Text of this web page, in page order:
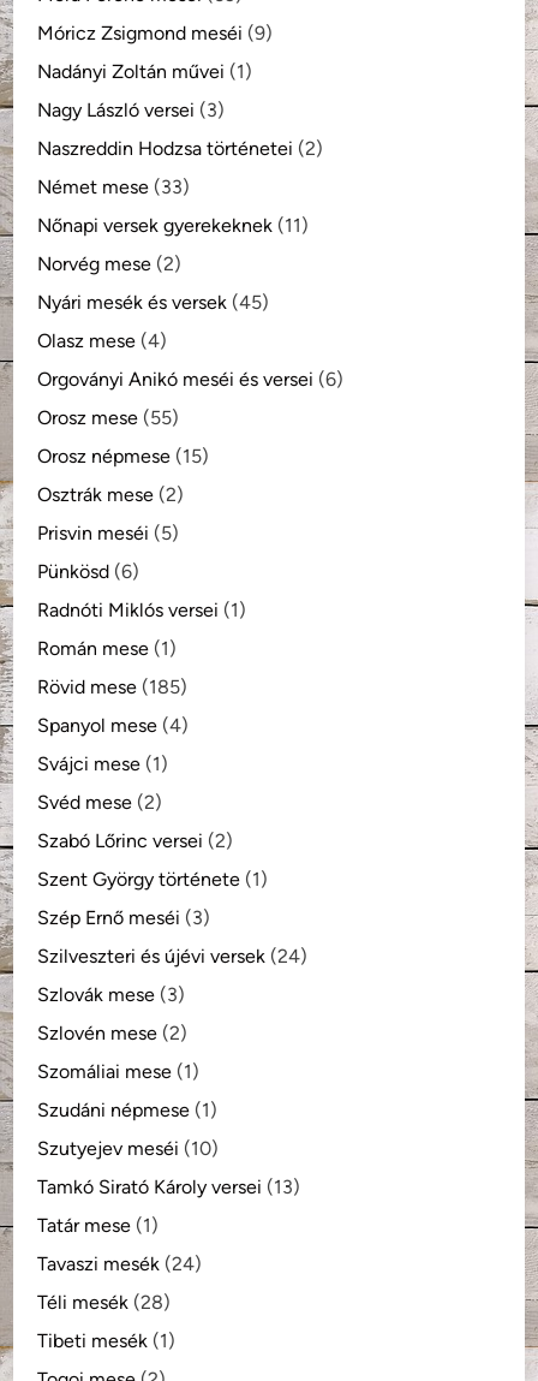
Móricz Zsigmond meséi (9)
Nadányi Zoltán művei (1)
Nagy László versei (3)
Naszreddin Hodzsa történetei (2)
Német mese (33)
Nőnapi versek gyerekeknek (11)
Norvég mese (2)
Nyári mesék és versek (45)
Olasz mese (4)
Orgoványi Anikó meséi és versei (6)
Orosz mese (55)
Orosz népmese (15)
Osztrák mese (2)
Prisvin meséi (5)
Pünkösd (6)
Radnóti Miklós versei (1)
Román mese (1)
Rövid mese (185)
Spanyol mese (4)
Svájci mese (1)
Svéd mese (2)
Szabó Lőrinc versei (2)
Szent György története (1)
Szép Ernő meséi (3)
Szilveszteri és újévi versek (24)
Szlovák mese (3)
Szlovén mese (2)
Szomáliai mese (1)
Szudáni népmese (1)
Szutyejev meséi (10)
Tamkó Sirató Károly versei (13)
Tatár mese (1)
Tavaszi mesék (24)
Téli mesék (28)
Tibeti mesék (1)